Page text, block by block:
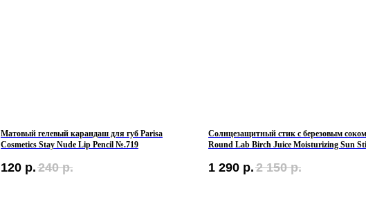
Матовый гелевый карандаш для губ Parisa
Cosmetics Stay Nude Lip Pencil №.719
120 р. 240 р.
Солнцезащитный стик с березовым соком
Round Lab Birch Juice Moisturizing Sun
1 290 р. 2 150 р.